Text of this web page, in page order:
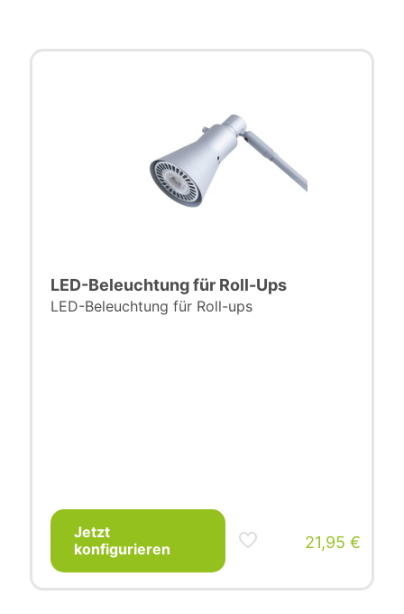
LED-Beleuchtung für Roll-Ups
LED-Beleuchtung für Roll-ups
21,95 €
Jetzt
konfigurieren